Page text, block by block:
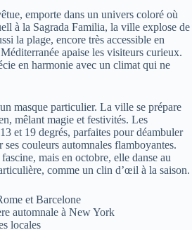
emporte dans un univers coloré où
à la Sagrada Familia, la ville explose de
la plage, encore très accessible en
apaise les visiteurs curieux.
en harmonie avec un climat qui ne
masque particulier. La ville se prépare
mêlant magie et festivités. Les
et 19 degrés, parfaites pour déambuler
couleurs automnales flamboyantes.
mais en octobre, elle danse au
comme un clin d’œil à la saison.
et Barcelone
automnale à New York
locales